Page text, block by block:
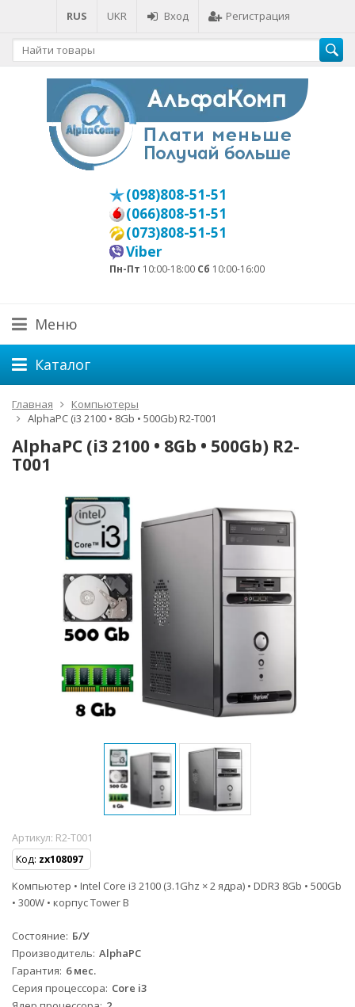
RUS UKR Вход Регистрация
(098)808-51-51
(066)808-51-51
(073)808-51-51
Viber
Пн-Пт 10:00-18:00 Сб 10:00-16:00
Меню
Каталог
Главная
Компьютеры
AlphaPC (i3 2100 • 8Gb • 500Gb) R2-T001
AlphaPC (i3 2100 • 8Gb • 500Gb) R2-
T001
Артикул: R2-T001
Код: zx108097
Компьютер • Intel Core i3 2100 (3.1Ghz × 2 ядра) • DDR3 8Gb • 500Gb
• 300W • корпус Tower B
Состояние Б/У
Производитель AlphaPC
Гарантия 6 мес.
Серия процессора Core i3